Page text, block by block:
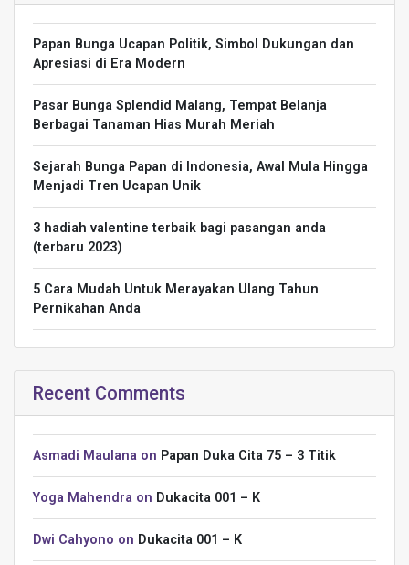
Papan Bunga Ucapan Politik, Simbol Dukungan dan
Apresiasi di Era Modern
Pasar Bunga Splendid Malang, Tempat Belanja
Berbagai Tanaman Hias Murah Meriah
Sejarah Bunga Papan di Indonesia, Awal Mula Hingga
Menjadi Tren Ucapan Unik
3 hadiah valentine terbaik bagi pasangan anda
(terbaru 2023)
5 Cara Mudah Untuk Merayakan Ulang Tahun
Pernikahan Anda
Recent Comments
Asmadi Maulana on Papan Duka Cita 75 – 3 Titik
Yoga Mahendra on Dukacita 001 – K
Dwi Cahyono on Dukacita 001 – K